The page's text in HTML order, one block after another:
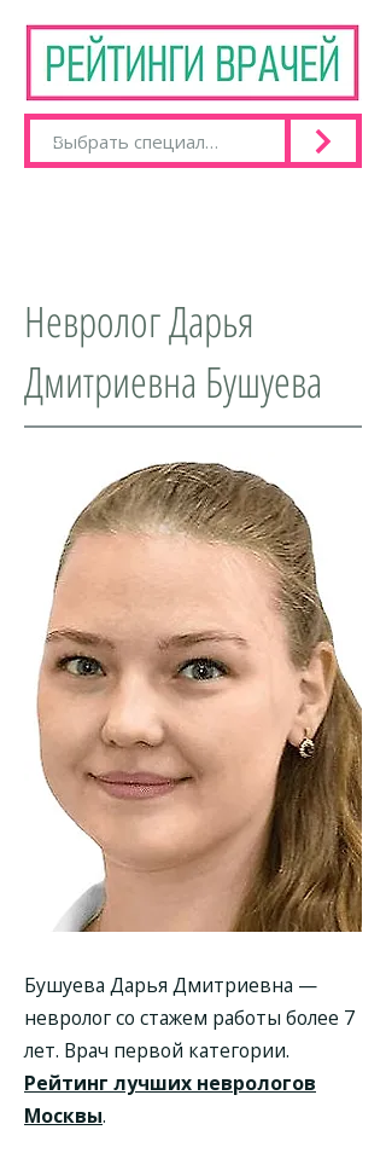
Невролог Дарья
Дмитриевна Бушуева
Бушуева Дарья Дмитриевна —
невролог со стажем работы более 7
лет. Врач первой категории.
Рейтинг лучших неврологов
Москвы.